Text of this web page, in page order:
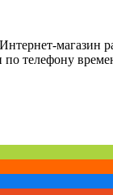
Интернет-магазин
по телефону